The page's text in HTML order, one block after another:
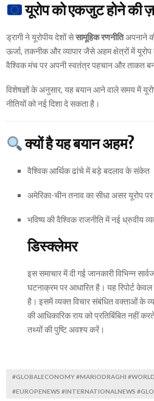
यूरोप को एकजुट होने की
ड्रागी ने यूरोपीय देशों सेसामूहिक रणनीतिअपनाने
ऊर्जा, तकनीक और व्यापार जैसे अहम क्षेत्रों में यूरोप
वैश्विक मंच पर अपनी स्वतंत्र पहचान और ताकत
विशेषज्ञों के अनुसार, यह बयान आने वाले समय में
नीतियों को नई दिशा दे सकता है।
क्यों है यह बयान अहम?
वैश्विक आर्थिक ढांचे में बड़े बदलाव के संकेत
अमेरिका-चीन तनाव का सीधा असर यूरोप पर
भविष्य की वैश्विक राजनीति में नई ध्रुवीय
डिस्क्लेमर
इस समाचार में दी गई जानकारी विभिन्न
घटनाक्रम पर आधारित है। यह रिपोर्ट केवल
है। इसमें व्यक्त विचार संबंधित वक्ताओं के
की आधिकारिक राय को प्रतिबिंबित नहीं
तथ्यों की पुष्टि अवश्य करें।
#GLOBALECONOMY #MARIODRAGHI
#EUROPENEWS #INTERNATIONALNEWS